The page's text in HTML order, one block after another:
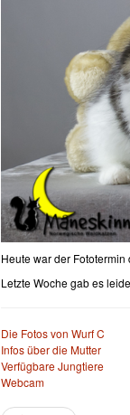
Heute war der Fototermin
Letzte Woche gab es
Die Fotos von Wurf C
Infos über die Mutter
Verfügbare Jungtiere
Webcam